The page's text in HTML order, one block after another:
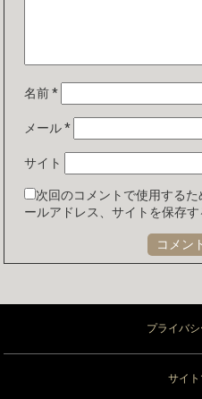
名前*
メール*
サイト
次回のコメントで使用する
ールアドレス、サイトを保存す
プライバ
サイ